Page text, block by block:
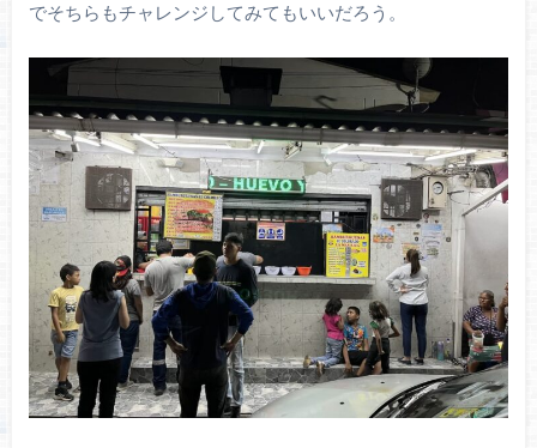
でそちらもチャレンジしてみてもいいだろう。